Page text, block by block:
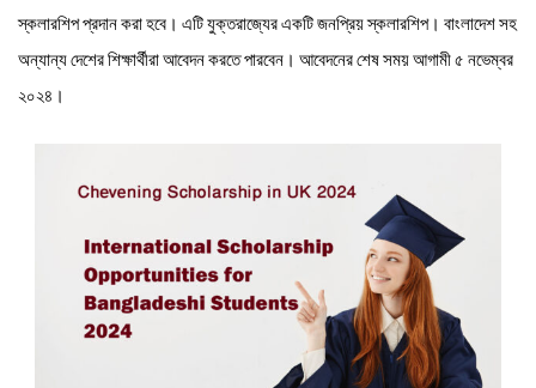
স্কলারশিপ প্রদান করা হবে। এটি যুক্তরাজ্যের একটি জনপ্রিয় স্কলারশিপ। বাংলাদেশ সহ
অন্যান্য দেশের শিক্ষার্থীরা আবেদন করতে পারবেন। আবেদনের শেষ সময় আগামী ৫ নভেম্বর
২০২৪।